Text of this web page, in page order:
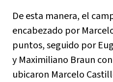
De esta manera, el
encabezado por
puntos, seguido por
y Maximiliano Braun
ubicaron Marcelo